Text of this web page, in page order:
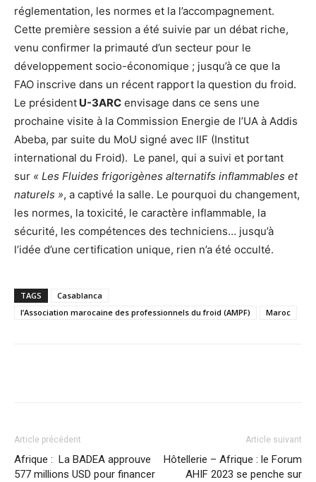
réglementation, les normes et la l’accompagnement.
Cette première session a été suivie par un débat riche,
venu confirmer la primauté d’un secteur pour le
développement socio-économique ; jusqu’à ce que la
FAO inscrive dans un récent rapport la question du froid.
Le président U-3ARC envisage dans ce sens une
prochaine visite à la Commission Energie de l’UA à Addis
Abeba, par suite du MoU signé avec IIF (Institut
international du Froid). Le panel, qui a suivi et portant
sur « Les Fluides frigorigènes alternatifs inflammables et
naturels », a captivé la salle. Le pourquoi du changement,
les normes, la toxicité, le caractère inflammable, la
sécurité, les compétences des techniciens… jusqu’à
l’idée d’une certification unique, rien n’a été occulté.
TAGS
Casablanca
l’Association marocaine des professionnels du froid (AMPF)
Maroc
Article précédent
Afrique : La BADEA approuve
577 millions USD pour financer
Article suivant
Hôtellerie – Afrique : le Forum
AHIF 2023 se penche sur